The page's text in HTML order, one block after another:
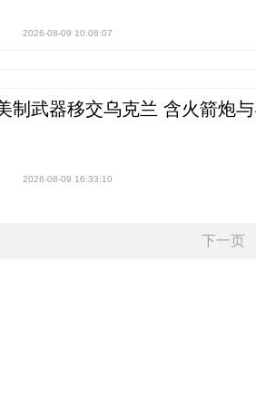
2026-08-09 10:06:07
制武器移交乌克兰 含火箭炮
2026-08-09 16:33:10
下一页